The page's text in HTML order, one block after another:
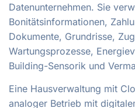
Datenunternehmen. Sie
Bonitätsinformationen,
Dokumente, Grundrisse,
Wartungsprozesse,
Building-Sensorik und
Eine Hausverwaltung mit
analoger Betrieb mit